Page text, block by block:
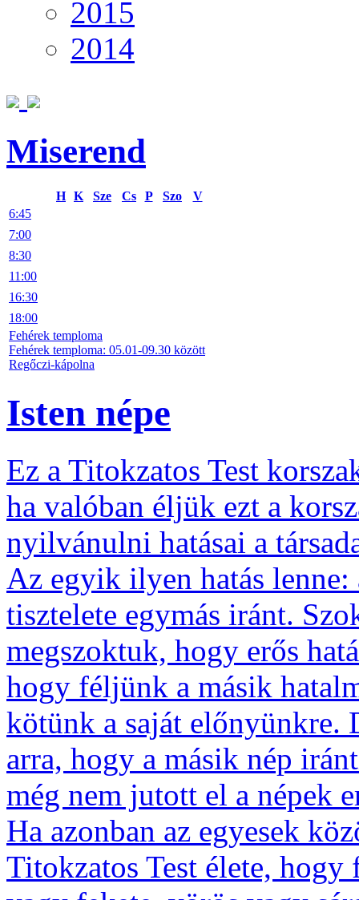
2015
2014
Miserend
H K Sze Cs P Szo
V
6:45
7:00
8:30
11:00
16:30
18:00
Fehérek temploma
Fehérek temploma: 05.01-09.30 között
Regőczi-kápolna
Isten népe
Ez a Titokzatos Test
ha valóban éljük ezt a
nyilvánulni hatásai a
Az egyik ilyen hatás
tisztelete egymás iránt.
megszoktuk, hogy erős
hogy féljünk a másik
kötünk a saját előnyünkre.
arra, hogy a másik nép
még nem jutott el a népek
Ha azonban az egyesek
Titokzatos Test élete,